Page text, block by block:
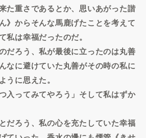
た重さであるとか、思いあがった諧
》からそんな馬鹿げたことを考えて
は幸福だったのだ。
だろう、私が最後に立ったのは丸善
なに避けていた丸善がその時の私に
うに思えた。
入ってみてやろう」そして私はずか
だろう、私の心を充たしていた幸福